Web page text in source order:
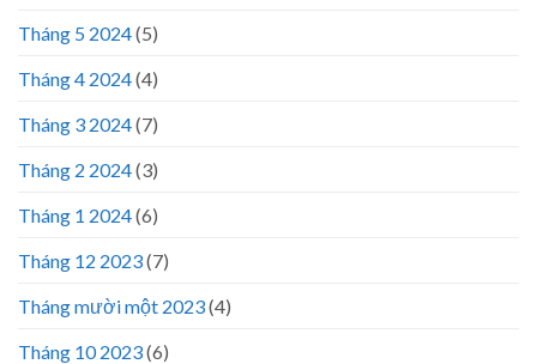
Tháng 5 2024(5)
Tháng 4 2024(4)
Tháng 3 2024(7)
Tháng 2 2024(3)
Tháng 1 2024(6)
Tháng 12 2023(7)
Tháng mười một 2023(4)
Tháng 10 2023(6)